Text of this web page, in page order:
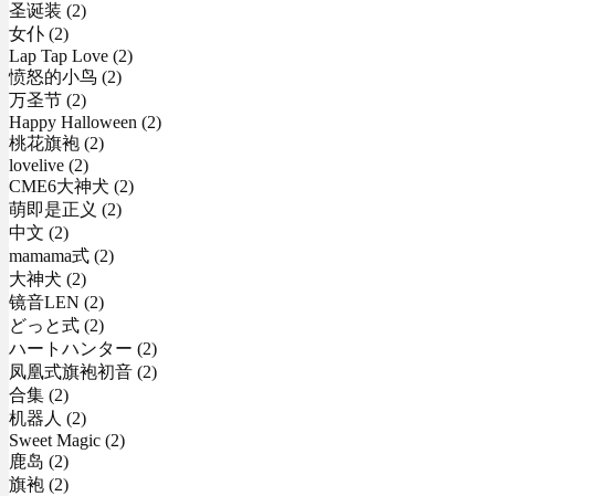
圣诞装 (2)
女仆 (2)
Lap Tap Love (2)
愤怒的小鸟 (2)
万圣节 (2)
Happy Halloween (2)
桃花旗袍 (2)
lovelive (2)
CME6大神犬 (2)
萌即是正义 (2)
中文 (2)
mamama式 (2)
大神犬 (2)
镜音LEN (2)
どっと式 (2)
ハートハンター (2)
凤凰式旗袍初音 (2)
合集 (2)
机器人 (2)
Sweet Magic (2)
鹿岛 (2)
旗袍 (2)